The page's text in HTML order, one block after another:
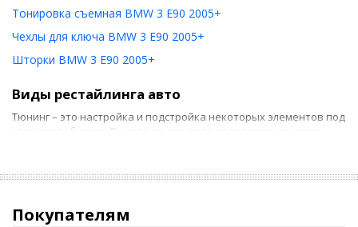
Тонировка съемная BMW 3 E90 2005+
Чехлы для ключа BMW 3 E90 2005+
Шторки BMW 3 E90 2005+
Виды рестайлинга авто
Тюнинг – это настройка и подстройка некоторых элементов под
свои потребности. Выделяют два вида модернизации авто:
комфортных поездок. Внутренний тюнинг включает
подсветки и много другое.
Покупателям